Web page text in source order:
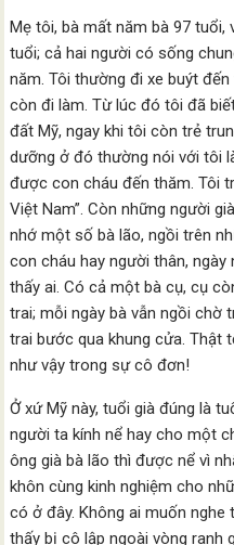
Mẹ tôi, bà mất năm bà 97
tuổi; cả hai người có sống
năm. Tôi thường đi xe buýt
còn đi làm. Từ lúc đó tôi đã
đất Mỹ, ngay khi tôi còn trẻ
dưỡng ở đó thường nói với tôi
được con cháu đến thăm. Tôi
Việt Nam”. Còn những người
nhớ một số bà lão, ngồi trên
con cháu hay người thân, ngày
thấy ai. Có cả một bà cụ, cụ
trai; mỗi ngày bà vẫn ngồi chờ
trai bước qua khung cửa. Thật
như vậy trong sự cô đơn!
Ở xứ Mỹ này, tuổi già đúng là
người ta kính nể hay cho một
ông già bà lão thì được nể vì
khôn cùng kinh nghiệm cho
có ở đây. Không ai muốn
thấy bị cô lập ngoài vòng ranh